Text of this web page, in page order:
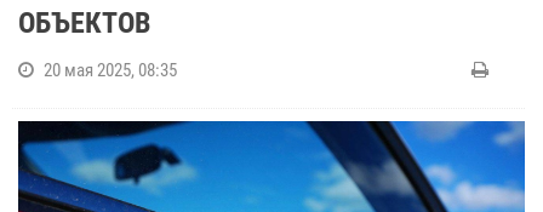
ОБЪЕКТОВ
20 мая 2025, 08:35